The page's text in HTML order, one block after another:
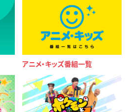
アニメ・キッズ番組一覧